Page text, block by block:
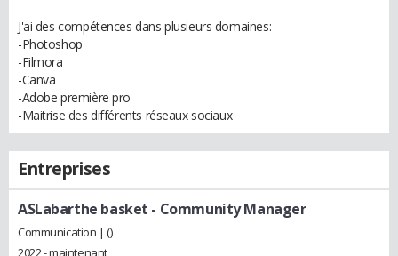
J'ai des compétences dans plusieurs domaines:
-Photoshop
-Filmora
-Canva
-Adobe première pro
-Maitrise des différents réseaux sociaux
Entreprises
ASLabarthe basket - Community Manager
Communication | ()
2022 - maintenant